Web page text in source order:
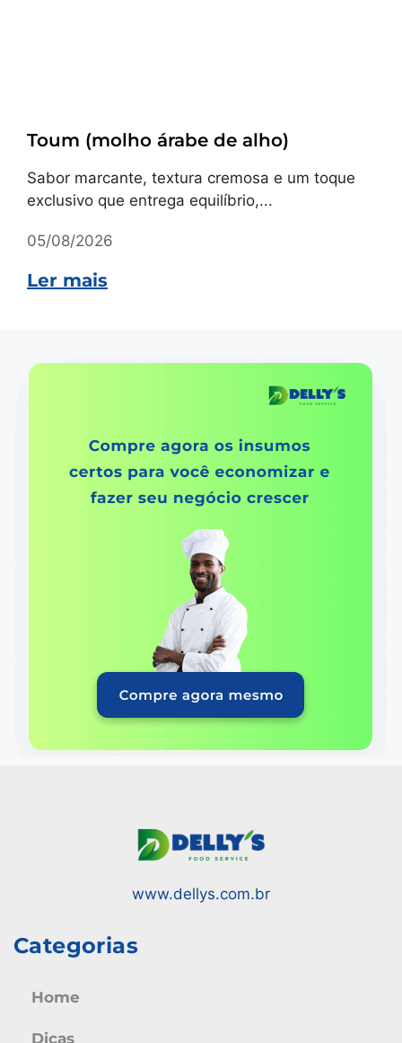
Toum (molho árabe de alho)
Sabor marcante, textura cremosa e um toque
exclusivo que entrega equilíbrio,...
05/08/2026
Ler mais
www.dellys.com.br
Categorias
Home
Dicas